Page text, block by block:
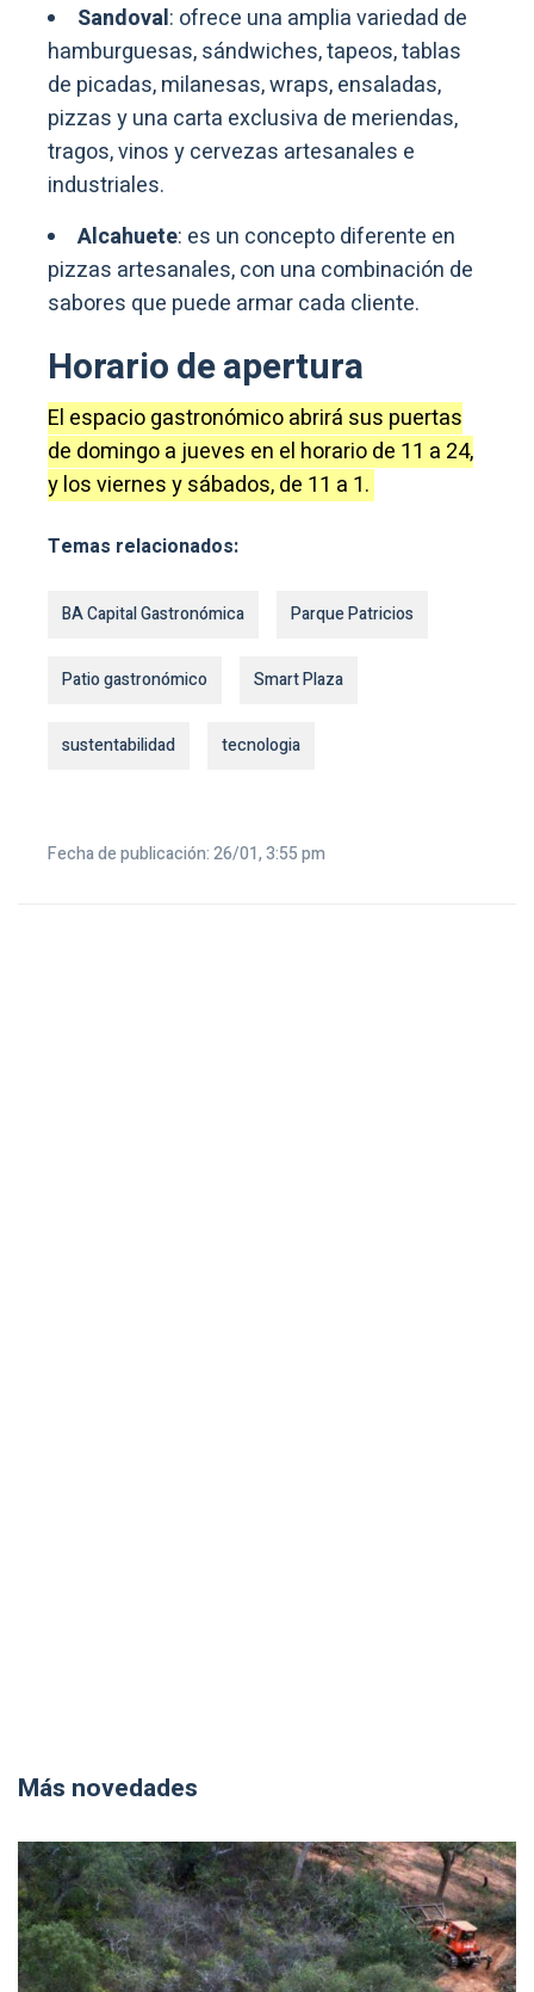
Sandoval: ofrece una amplia variedad de
hamburguesas, sándwiches, tapeos, tablas
de picadas, milanesas, wraps, ensaladas,
pizzas y una carta exclusiva de meriendas,
tragos, vinos y cervezas artesanales e
industriales.
Alcahuete: es un concepto diferente en
pizzas artesanales, con una combinación de
sabores que puede armar cada cliente.
Horario de apertura
El espacio gastronómico abrirá sus puertas
de domingo a jueves en el horario de 11 a 24,
y los viernes y sábados, de 11 a 1.
Temas relacionados:
BA Capital Gastronómica Parque Patricios
Patio gastronómico Smart Plaza
sustentabilidad tecnologia
Fecha de publicación: 26/01, 3:55 pm
Más novedades